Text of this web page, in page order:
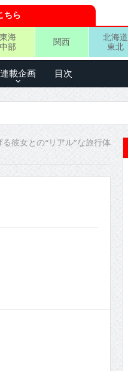
ちら
東海
中部
関西
北海道
東北
連載企画 目次
彼女との“リアル”な旅行体